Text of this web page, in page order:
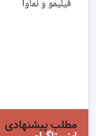
مطلب پیشنهادی